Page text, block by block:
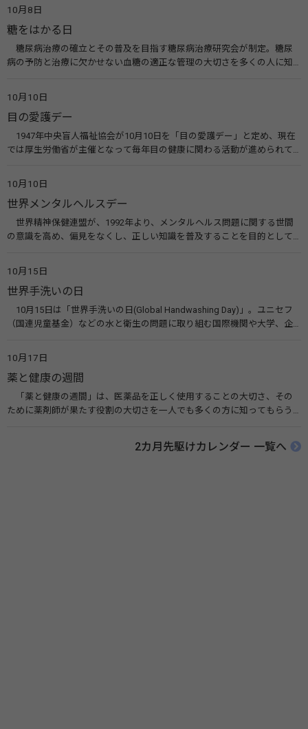
10月8日
糖をはかる日
糖尿病治療の確立とその普及を目指す糖尿病治療研究会が制定。糖尿
病の予防と治療に欠かせない血糖の適正な管理の大切さを多くの人に知
療研究会） 糖尿病ネットワーク
10月10日
目の愛護デー
1947年中央盲人福祉協会が10月10日を「目の愛護デー」と定め、現在
では厚生労働省が主催となって毎年目の健康に関わる活動が進められて
会）
10月10日
世界メンタルヘルスデー
世界精神保健連盟が、1992年より、メンタルヘルス問題に関する世間
の意識を高め、偏見をなくし、正しい知識を普及することを目的として、
す。 関連リンク 世界メンタルヘルスデー（厚生労働省） 働く人のメンタ
ルヘルス・ポータルサイト「こころの耳」（厚生労働省）
10月15日
世界手洗いの日
10月15日は「世界手洗いの日(Global Handwashing Day)」。ユニセフ
（国連児童基金）などの水と衛生の問題に取り組む国際機関や大学、企
10月17日
薬と健康の週間
「薬と健康の週間」は、医薬品を正しく使用することの大切さ、その
ために薬剤師が果たす役割の大切さを一人でも多くの方に知ってもらう
伝えたい！薬との付き合い方」（保健指導リソースガイド）
2カ月先駆けカレンダー 一覧へ